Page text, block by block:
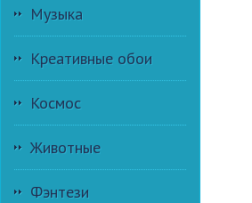
Музыка
Креативные обои
Космос
Животные
Фэнтези